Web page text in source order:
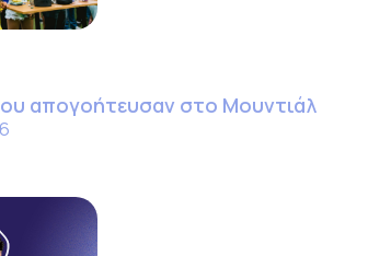
απογοήτευσαν στο Μουντιάλ